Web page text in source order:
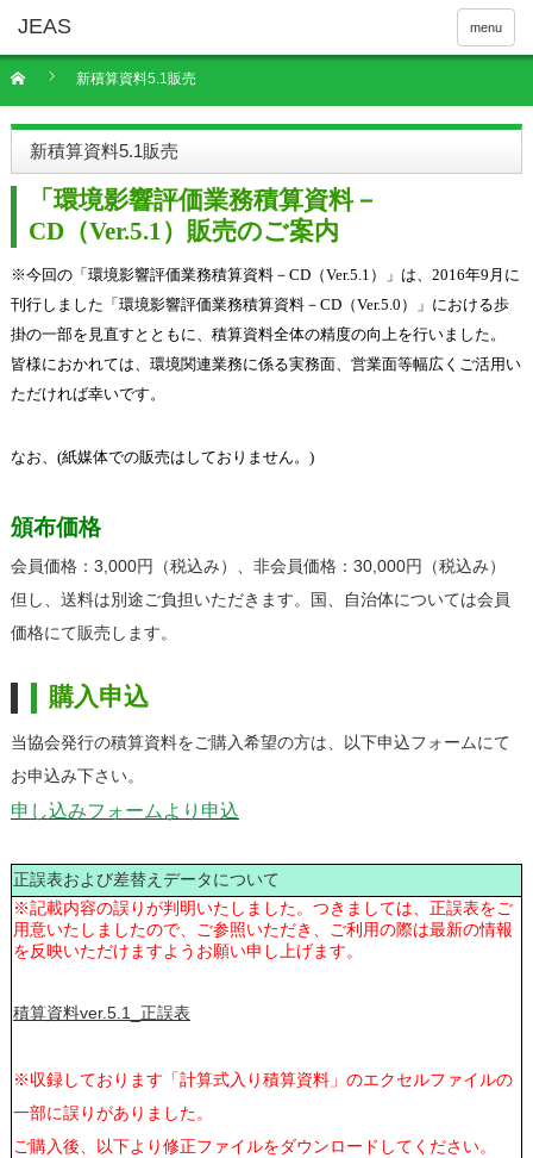
menu
新積算資料5.1販売
新積算資料5.1販売
「環境影響評価業務積算資料－
CD（Ver.5.1）販売のご案内
※今回の「環境影響評価業務積算資料－CD（Ver.5.1）」は、2016年9月に
刊行しました「環境影響評価業務積算資料－CD（Ver.5.0）」における歩
掛の一部を見直すとともに、積算資料全体の精度の向上を行いました。
皆様におかれては、環境関連業務に係る実務面、営業面等幅広くご活用い
ただければ幸いです。
なお、(紙媒体での販売はしておりません。)
頒布価格
会員価格：3,000円（税込み）、非会員価格：30,000円（税込み）
但し、送料は別途ご負担いただきます。国、自治体については会員
価格にて販売します。
購入申込
当協会発行の積算資料をご購入希望の方は、以下申込フォームにて
お申込み下さい。
申し込みフォームより申込
正誤表および差替えデータについて
※記載内容の誤りが判明いたしました。つきましては、正誤表をご
用意いたしましたので、ご参照いただき、ご利用の際は最新の情報
を反映いただけますようお願い申し上げます。
積算資料ver.5.1_正誤表
※収録しております「計算式入り積算資料」のエクセルファイルの
一部に誤りがありました。
ご購入後、以下より修正ファイルをダウンロードしてください。